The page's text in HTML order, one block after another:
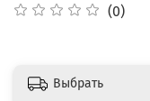
(0)
Выбрать